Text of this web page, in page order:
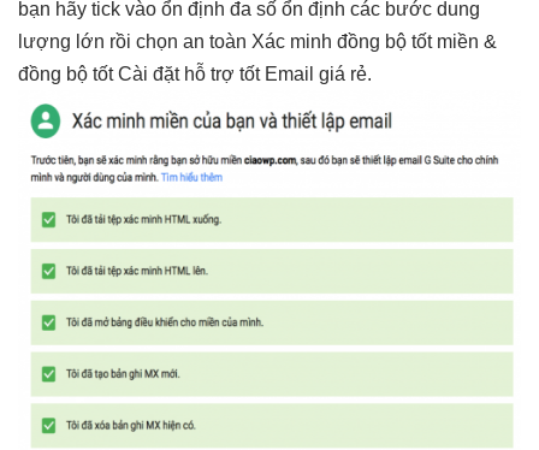
bạn hãy tick vào ổn định đa số ổn định các bước dung
lượng lớn rồi chọn an toàn Xác minh đồng bộ tốtmiền &
đồng bộ tốtCài đặt hỗ trợ tốtEmail giá rẻ.